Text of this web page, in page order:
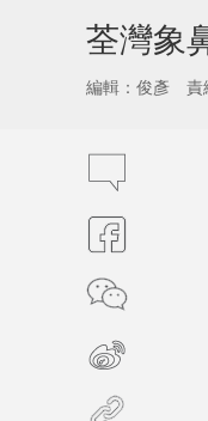
荃灣象
編輯：俊彥 責